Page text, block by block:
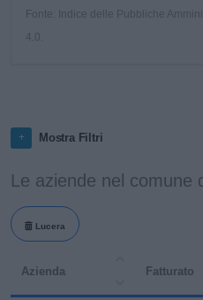
Fonte: Indice delle Pubbliche
Mostra Filtri
Le aziende nel comune
Lucera
Azienda Fatturato